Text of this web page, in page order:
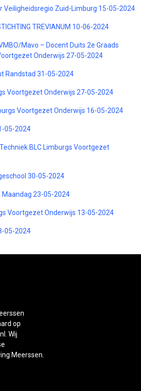
Veiligheidsregio Zuid-Limburg 15-05-2024
TREVIANUM 10-06-2024
Mavo – Docent Duits 2e Graads
Onderwijs 27-05-2024
Randstad 31-05-2024
Voortgezet Onderwijs 27-05-2024
Voortgezet Onderwijs 16-05-2024
05-2024
BLC Limburgs Voortgezet
30-05-2024
Maandag 23-05-2024
Voortgezet Onderwijs 13-05-2024
05-2024
op
Wij
Meerssen.